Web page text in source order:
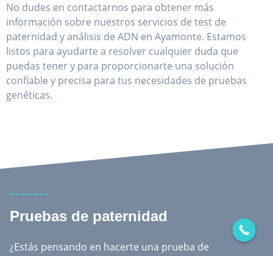
No dudes en contactarnos para obtener más
información sobre nuestros servicios de test de
paternidad y análisis de ADN en Ayamonte. Estamos
listos para ayudarte a resolver cualquier duda que
puedas tener y para proporcionarte una solución
confiable y precisa para tus necesidades de pruebas
genéticas.
Pruebas de paternidad
¿Estás pensando en hacerte una prueba de